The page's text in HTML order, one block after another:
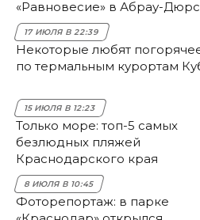
«Равновесие» в Абрау-
17 ИЮЛЯ В 22:39
Некоторые любят
по термальным курортам
15 ИЮЛЯ В 12:23
Только море: топ-5 самых
безлюдных пляжей
Краснодарского края
8 ИЮЛЯ В 10:45
Фоторепортаж: в парке